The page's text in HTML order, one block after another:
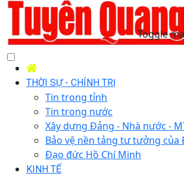
Toggle
THỜI SỰ - CHÍNH TRỊ
Tin trong tỉnh
Tin trong nước
Xây dựng Đảng - Nhà nước -
Bảo vệ nền tảng tư tưởng của
Đạo đức Hồ Chí Minh
KINH TẾ